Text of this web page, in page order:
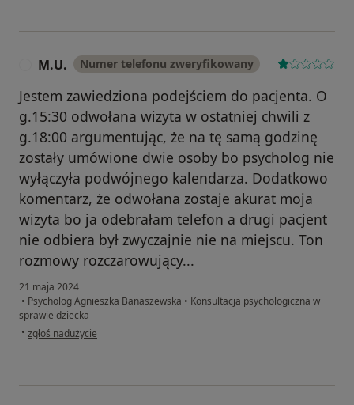
M.U. Numer telefonu zweryfikowany
Jestem zawiedziona podejściem do pacjenta. O
g.15:30 odwołana wizyta w ostatniej chwili z
g.18:00 argumentując, że na tę samą godzinę
zostały umówione dwie osoby bo psycholog nie
wyłączyła podwójnego kalendarza. Dodatkowo
komentarz, że odwołana zostaje akurat moja
wizyta bo ja odebrałam telefon a drugi pacjent
nie odbiera był zwyczajnie nie na miejscu. Ton
rozmowy rozczarowujący...
21 maja 2024
• Psycholog Agnieszka Banaszewska • Konsultacja psychologiczna w
sprawie dziecka
• w opinii użytkownika M.U.
zgłoś nadużycie